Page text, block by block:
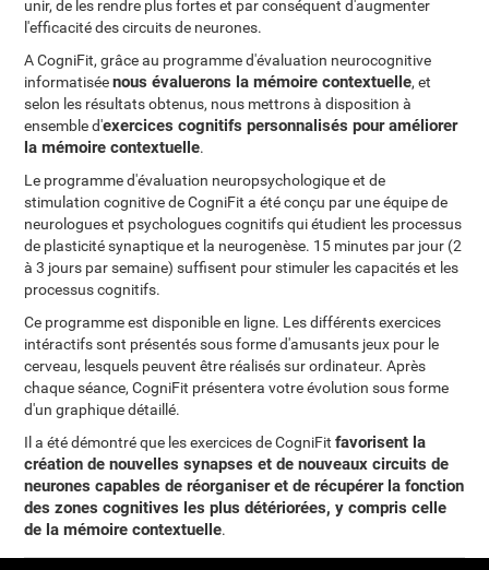
unir, de les rendre plus fortes et par conséquent d'augmenter
l'efficacité des circuits de neurones.
A CogniFit, grâce au programme d'évaluation neurocognitive
informatiséenous évaluerons la mémoire contextuelle, et
selon les résultats obtenus, nous mettrons à disposition à
ensemble d'exercices cognitifs personnalisés pour améliorer
la mémoire contextuelle.
Le programme d'évaluation neuropsychologique et de
stimulation cognitive de CogniFit a été conçu par une équipe de
neurologues et psychologues cognitifs qui étudient les processus
de plasticité synaptique et la neurogenèse. 15 minutes par jour (2
à 3 jours par semaine) suffisent pour stimuler les capacités et les
processus cognitifs.
Ce programme est disponible en ligne. Les différents exercices
intéractifs sont présentés sous forme d'amusants jeux pour le
cerveau, lesquels peuvent être réalisés sur ordinateur. Après
chaque séance, CogniFit présentera votre évolution sous forme
d'un graphique détaillé.
Il a été démontré que les exercices de CogniFitfavorisent la
création de nouvelles synapses et de nouveaux circuits de
neurones capables de réorganiser et de récupérer la fonction
des zones cognitives les plus détériorées, y compris celle
de la mémoire contextuelle.